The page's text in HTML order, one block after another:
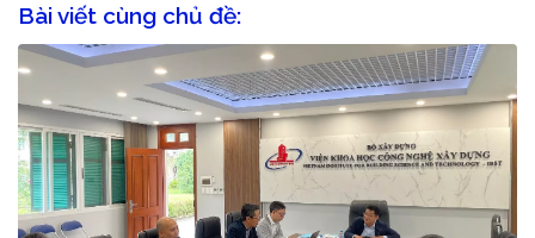
Bài viết cùng chủ đề: